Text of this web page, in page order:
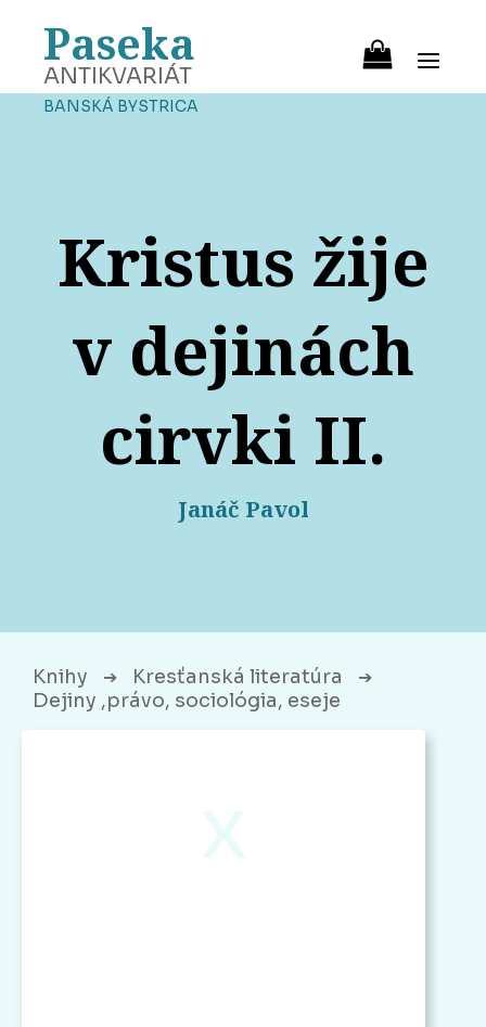
Paseka
ANTIKVARIÁT
BANSKÁ BYSTRICA
Kristus žije
v dejinách
cirvki II.
Janáč Pavol
Knihy ➔ Kresťanská literatúra ➔
Dejiny ,právo, sociológia, eseje